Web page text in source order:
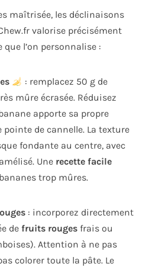
maîtrisée, les déclinaisons
valorise précisément
que l’on personnalise :
: remplacez 50 g de
mûre écrasée. Réduisez
apporte sa propre
de cannelle. La texture
fondante au centre, avec
Une recette facile
trop mûres.
: incorporez directement
de fruits rouges frais ou
Attention à ne pas
colorer toute la pâte. Le